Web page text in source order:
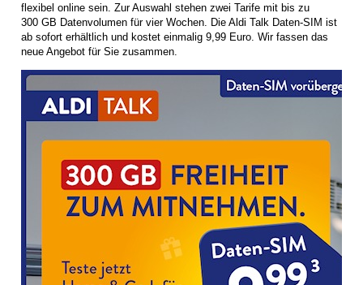
flexibel online sein. Zur Auswahl stehen zwei Tarife mit bis zu
300 GB Datenvolumen für vier Wochen. Die Aldi Talk Daten-SIM ist
ab sofort erhältlich und kostet einmalig 9,99 Euro. Wir fassen das
neue Angebot für Sie zusammen.